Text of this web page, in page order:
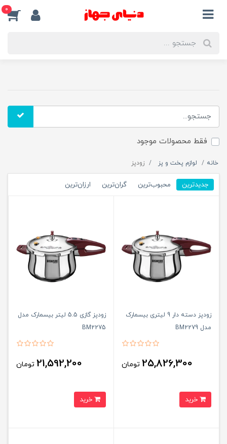
0
فقط محصولات موجود
خانه لوازم پخت و پز زودپز
جدیدترین محبوب‌ترین گران‌ترین ارزان‌ترین
زودپز دسته دار 9 لیتری بیسمارک
مدل BM2279
25,826,300 تومان
زودپز گازی 5.5 لیتر بیسمارک مدل
BM2275
21,592,200 تومان